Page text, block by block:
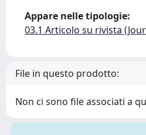
Appare nelle tipologie:
03.1 Articolo su rivista
File in questo prodotto:
Non ci sono file associati a